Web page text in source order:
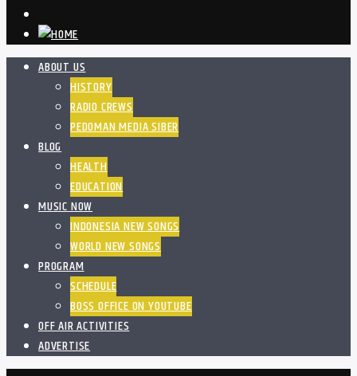
ABOUT US
HISTORY
RADIO CREWS
PEDOMAN MEDIA SIBER
BLOG
HEALTH
EDUCATION
MUSIC NOW
INDONESIA NEW SONGS
WORLD NEW SONGS
PROGRAM
SCHEDULE
BOSS OFFICE ON YOUTUBE
OFF AIR ACTIVITIES
ADVERTISE